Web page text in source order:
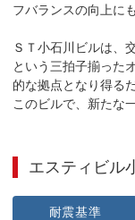
フバランスの向上に
ＳＴ小石川ビルは、
という三拍子揃った
的な拠点となり得る
このビルで、新たな
エスティビル
耐震基準